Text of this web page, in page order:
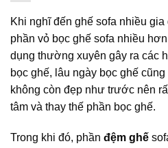
Khi nghĩ đến ghế sofa nhiều
phần vỏ bọc ghế sofa nhiều
dụng thường xuyên gây ra các
bọc ghế, lâu ngày bọc ghế
không còn đẹp như trước nên
tâm và thay thế phần bọc ghế.
Trong khi đó, phần đệm ghế